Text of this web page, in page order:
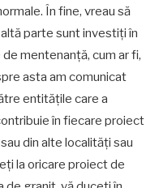
În fine, vreau să
parte sunt investiți în
mentenanță, cum ar fi,
asta am comunicat
entitățile care a
în fiecare proiect
din alte localități sau
la oricare proiect de